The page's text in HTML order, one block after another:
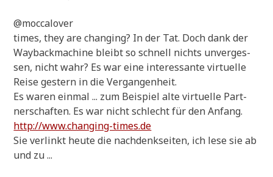
@moccalover
times, they are chan­ging? In der Tat. Doch dank der
Way­back­ma­chi­ne bleibt so schnell nichts unver­ges­
sen, nicht wahr? Es war eine inter­es­san­te vir­tu­el­le
Rei­se gestern in die Vergangenheit.
Es waren ein­mal ... zum Bei­spiel alte vir­tu­el­le Part­
ner­schaf­ten. Es war nicht schlecht für den Anfang.
http://www.changing-times.de
Sie ver­linkt heu­te die nach­denk­sei­ten, ich lese sie ab
und zu ...